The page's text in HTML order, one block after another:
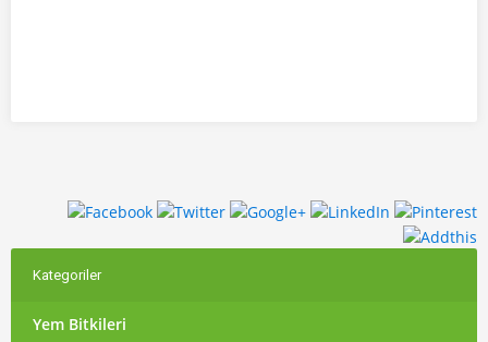
Kategoriler
Yem Bitkileri